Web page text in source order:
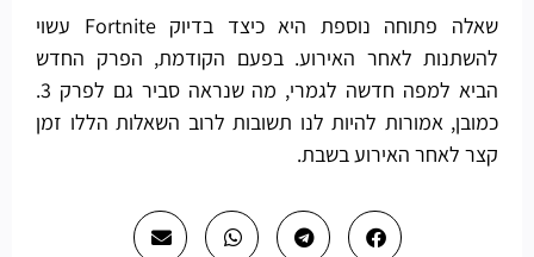
שאלה פתוחה נוספת היא כיצד בדיוק Fortnite עשוי
להשתנות לאחר האירוע. בפעם הקודמת, הפרק החדש
הביא למפה חדשה לגמרי, מה שנראה סביר גם לפרק 3.
כמובן, אמורות להיות לנו תשובות לרוב השאלות הללו זמן
קצר לאחר האירוע בשבת.